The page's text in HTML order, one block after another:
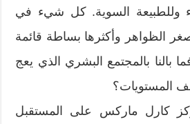
وللطبيعة السوية. كل شيء في
الظواهر وأكثرها بساطة قائمة
بالنا بالمجتمع البشري الذي يعج
المستويات؟
كارل ماركس على المستقبل